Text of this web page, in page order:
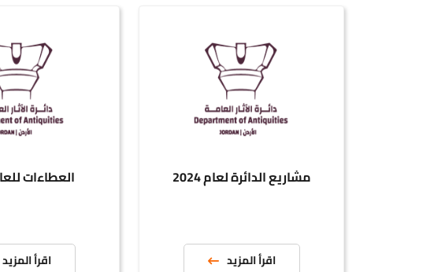
مشاريع الدائرة لعام 2024
اقرأ المزيد
العطاءات للعام 2024
اقرأ المزيد